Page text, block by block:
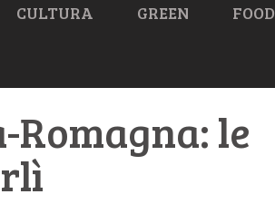
CULTURA GREEN FOOD
le